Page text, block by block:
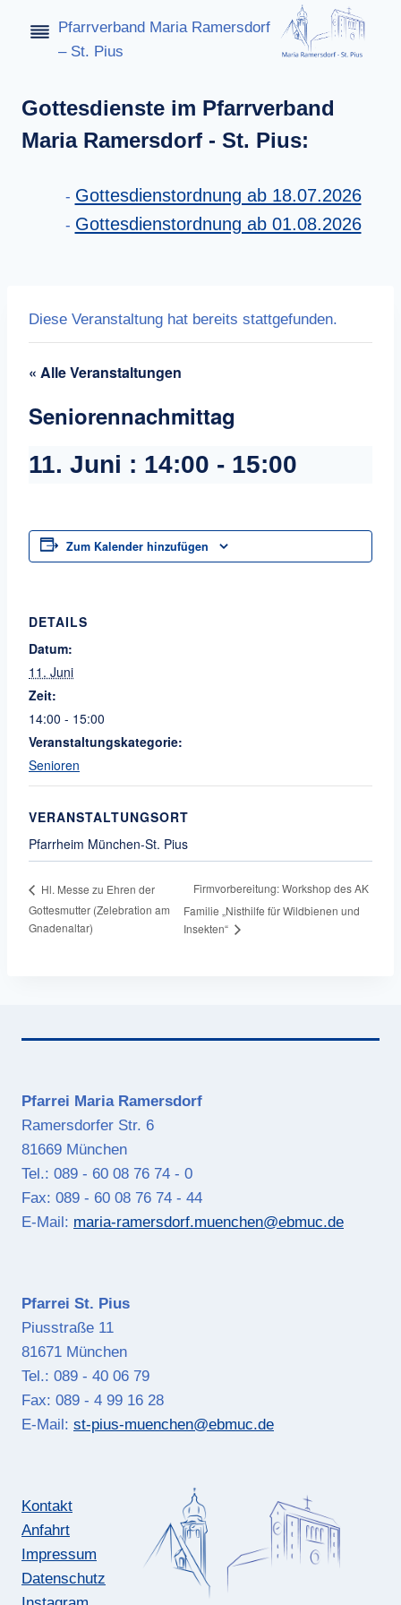
Inhalt
Pfarrverband Maria Ramersdorf
– St. Pius
Gottesdienste im Pfarrverband
Maria Ramersdorf - St. Pius:
Gottesdienstordnung ab 18.07.2026
Gottesdienstordnung ab 01.08.2026
Diese Veranstaltung hat bereits stattgefunden.
« Alle Veranstaltungen
Seniorennachmittag
11. Juni : 14:00 - 15:00
Zum Kalender hinzufügen
DETAILS
Datum:
11. Juni
Zeit:
14:00 - 15:00
Veranstaltungskategorie:
Senioren
VERANSTALTUNGSORT
Pfarrheim München-St. Pius
Hl. Messe zu Ehren der
Gottesmutter (Zelebration am
Gnadenaltar)
Firmvorbereitung: Workshop des AK
Familie „Nisthilfe für Wildbienen und
Insekten“
Pfarrei Maria Ramersdorf
Ramersdorfer Str. 6
81669 München
Tel.: 089 - 60 08 76 74 - 0
Fax: 089 - 60 08 76 74 - 44
E-Mail: maria-ramersdorf.muenchen@ebmuc.de
Pfarrei St. Pius
Piusstraße 11
81671 München
Tel.: 089 - 40 06 79
Fax: 089 - 4 99 16 28
E-Mail: st-pius-muenchen@ebmuc.de
Kontakt
Anfahrt
Impressum
Datenschutz